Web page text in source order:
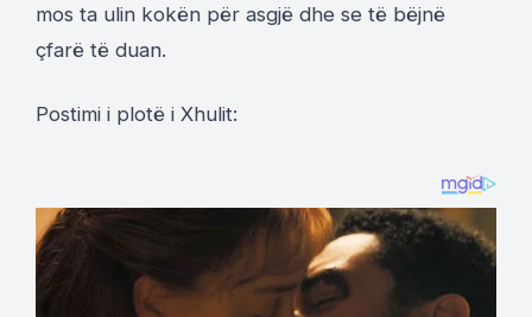
mos ta ulin kokën për asgjë dhe se të bëjnë
çfarë të duan.
Postimi i plotë i Xhulit: